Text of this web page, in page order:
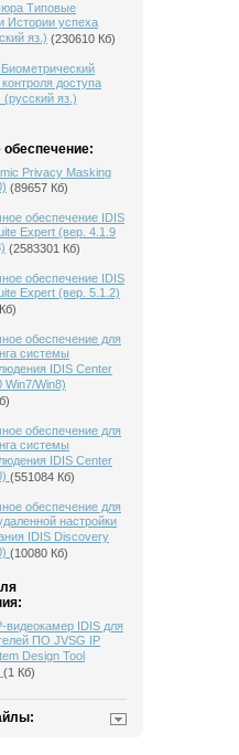
Типовые
Истории успеха
яз.) (230610 Кб)
доступа
(русский яз.)
Privacy Masking
(89657 Кб)
обеспечение IDIS
Expert (вер. 4.1.9
(2583301 Кб)
обеспечение IDIS
Expert (вер. 5.1.2)
обеспечение для
системы
IDIS Center
Win7/Win8)
обеспечение для
системы
IDIS Center
(551084 Кб)
обеспечение для
настройки
IDIS Discovery
(10080 Кб)
видеокамер IDIS для
ПО JVSG IP
Design Tool
(1 Кб)